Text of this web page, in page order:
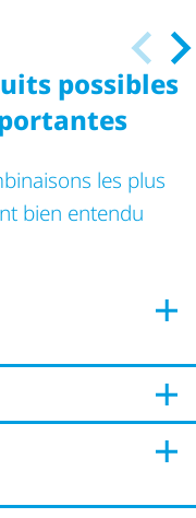
possibles
les plus
bien entendu